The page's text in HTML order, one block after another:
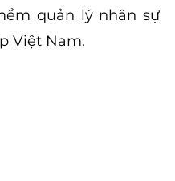
quản lý nhân sự
Việt Nam.